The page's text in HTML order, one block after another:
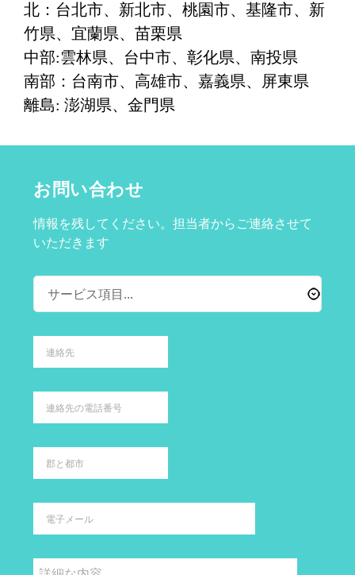
北： 台北市、 新北市、 桃園市、基隆市、新
竹県、宜蘭県、苗栗県
中部:雲林県、 台中市、 彰化県、南投県
南部： 台南市、高雄市、嘉義県、屏東県
離島: 澎湖県、金門県
お問い合わせ
情報を残してください。担当者からご連絡させて
いただきます